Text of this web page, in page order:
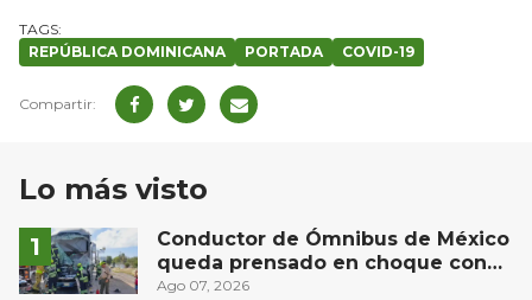
REPÚBLICA DOMINICANA PORTADA COVID-19
Lo más visto
Conductor de Ómnibus de México
queda prensado en choque con
materialista en San Juan del Río
Ago 07, 2026